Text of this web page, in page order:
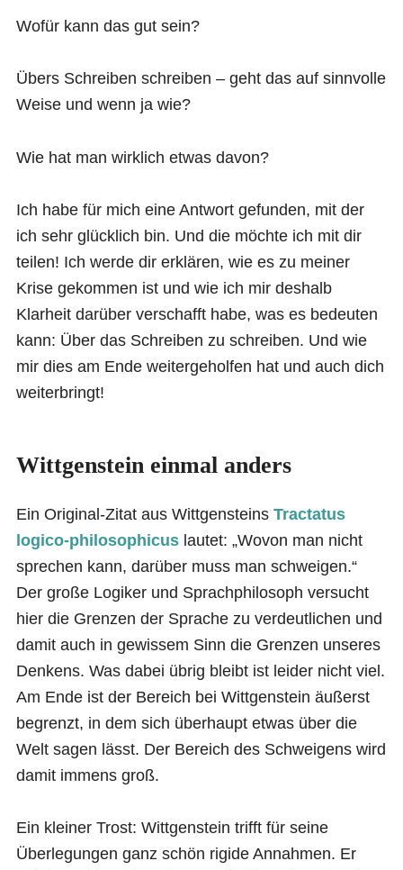
Wofür kann das gut sein?
Übers Schreiben schreiben – geht das auf sinnvolle
Weise und wenn ja wie?
Wie hat man wirklich etwas davon?
Ich habe für mich eine Antwort gefunden, mit der
ich sehr glücklich bin. Und die möchte ich mit dir
teilen! Ich werde dir erklären, wie es zu meiner
Krise gekommen ist und wie ich mir deshalb
Klarheit darüber verschafft habe, was es bedeuten
kann: Über das Schreiben zu schreiben. Und wie
mir dies am Ende weitergeholfen hat und auch dich
weiterbringt!
Wittgenstein einmal anders
Ein Original-Zitat aus Wittgensteins Tractatus
logico-philosophicuslautet: „Wovon man nicht
sprechen kann, darüber muss man schweigen.“
Der große Logiker und Sprachphilosoph versucht
hier die Grenzen der Sprache zu verdeutlichen und
damit auch in gewissem Sinn die Grenzen unseres
Denkens. Was dabei übrig bleibt ist leider nicht viel.
Am Ende ist der Bereich bei Wittgenstein äußerst
begrenzt, in dem sich überhaupt etwas über die
Welt sagen lässt. Der Bereich des Schweigens wird
damit immens groß.
Ein kleiner Trost: Wittgenstein trifft für seine
Überlegungen ganz schön rigide Annahmen. Er